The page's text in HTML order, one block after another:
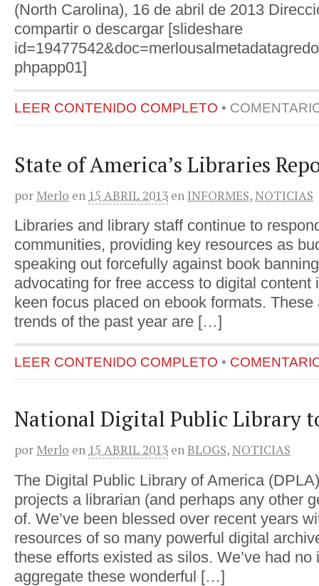
(North Carolina), 16 de abril de 2013
compartir o descargar [slideshare
phpapp01]
LEER CONTENIDO COMPLETO •
State of America’s Libraries
por Merlo en 15 ABRIL 2013 enINFORMES,NOTICIAS
Libraries and library staff continue to
communities, providing key resources as
speaking out forcefully against book
advocating for free access to digital content
keen focus placed on ebook formats.
trends of the past year are […]
LEER CONTENIDO COMPLETO •
National Digital Public Library
por Merlo en 15 ABRIL 2013 enBLOGS,NOTICIAS
The Digital Public Library of America
projects a librarian (and perhaps any other
of. We’ve been blessed over recent years
resources of so many powerful digital
these efforts existed as silos. We’ve had no
aggregate these wonderful […]